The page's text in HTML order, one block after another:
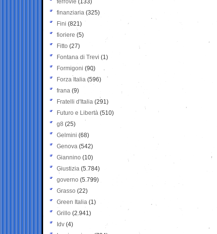
ferrovie (133)
finanziaria (325)
Fini (821)
fioriere (5)
Fitto (27)
Fontana di Trevi (1)
Formigoni (90)
Forza Italia (596)
frana (9)
Fratelli d'Italia (291)
Futuro e Libertà (510)
g8 (25)
Gelmini (68)
Genova (542)
Giannino (10)
Giustizia (5.784)
governo (5.799)
Grasso (22)
Green Italia (1)
Grillo (2.941)
Idv (4)